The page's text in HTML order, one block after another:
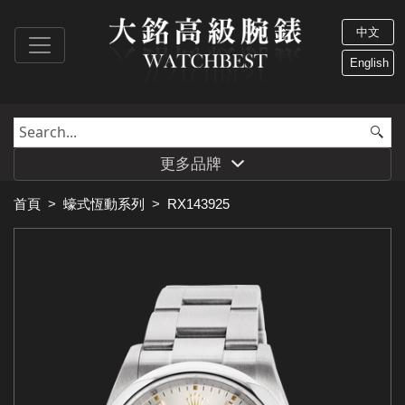
中文
English
更多品牌
首頁 > 蠔式恆動系列 > RX143925